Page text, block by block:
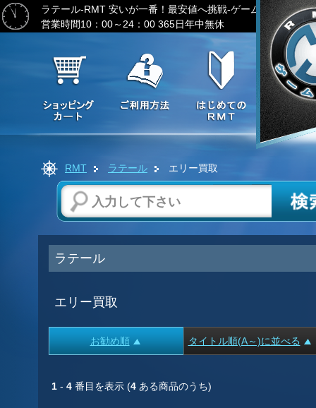
ラテール-RMT 安いが一番！最安値へ挑戦-ゲーム通貨の激安
営業時間10：00～24：00 365日年中無休
RMT ラテール エリー買取
ラテール
エリー買取
お勧め順 タイトル順(A～)に並べる
1 - 4 番目を表示 (4 ある商品のうち)